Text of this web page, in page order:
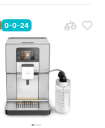
0-0-24